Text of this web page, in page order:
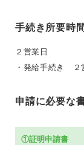
手続き所要時
２営業日
・発給手続き ２
申請に必要な
①証明申請書